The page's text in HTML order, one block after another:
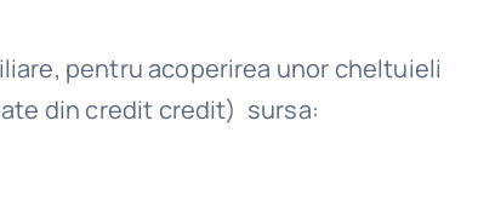
pentru acoperirea unor cheltuieli
din credit credit) sursa: